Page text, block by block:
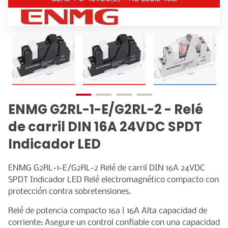
CATALOGO DE EQUIPOS
ENMG G2RL-1-E/G2RL-2 - Relé
de carril DIN 16A 24VDC SPDT
Indicador LED
ENMG G2RL-1-E/G2RL-2 Relé de carril DIN 16A 24VDC
SPDT Indicador LED Relé electromagnético compacto con
protección contra sobretensiones.
Relé de potencia compacto 16a | 16A Alta capacidad de
corriente: Asegure un control confiable con una capacidad